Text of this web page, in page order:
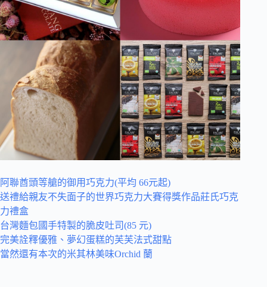
阿聯酋頭等艙的御用巧克力(平均 66元起)
送禮給親友不失面子的世界巧克力大賽得獎作品莊氏巧克
力禮盒
台灣麵包國手特製的脆皮吐司(85 元)
完美詮釋優雅、夢幻蛋糕的芙芙法式甜點
當然還有本次的米其林美味Orchid 蘭